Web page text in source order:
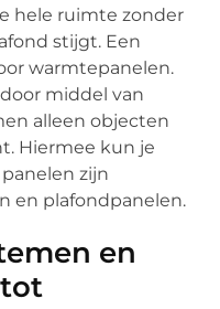
hele ruimte zonder
stijgt. Een
warmtepanelen.
middel van
alleen objecten
Hiermee kun je
zijn
en plafondpanelen.
en